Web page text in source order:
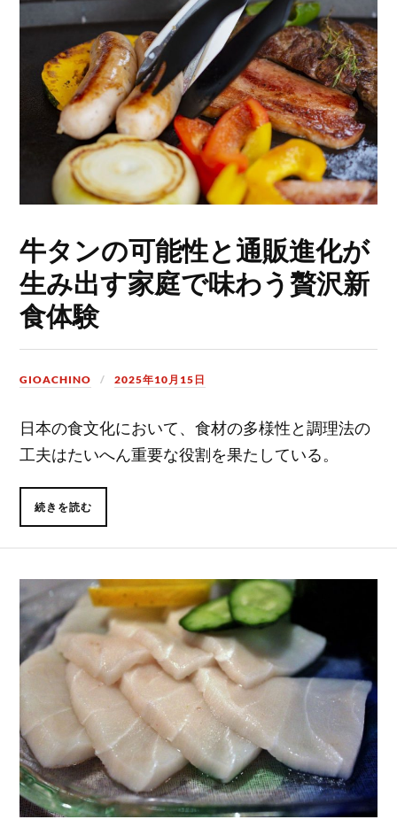
牛タンの可能性と通販進化が
生み出す家庭で味わう贅沢新
食体験
GIOACHINO 2025年10月15日
日本の食文化において、食材の多様性と調理法の
工夫はたいへん重要な役割を果たしている。
続きを読む